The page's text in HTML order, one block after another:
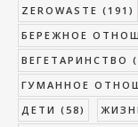
ZEROWASTE (191)
БЕРЕЖНОЕ
ВЕГЕТАРИНСТВО
ГУМАННОЕ
ДЕТИ (58)